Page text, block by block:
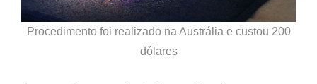
Procedimento foi realizado na Austrália e custou 200
dólares